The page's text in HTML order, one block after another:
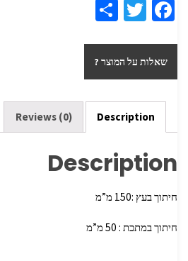
Fa
b
o
o
k
T
tt
er
ar
e
שאלות על המוצר ?
Description
Reviews (0)
Description
חיתוך בעץ :150 מ”מ
חיתוך במתכת : 50 מ”מ